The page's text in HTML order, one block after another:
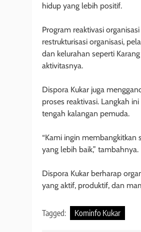
hidup yang lebih positif.
Program reaktivasi
restrukturisasi organisasi,
dan kelurahan seperti
aktivitasnya.
Dispora Kukar juga
proses reaktivasi. Langkah
tengah kalangan pemuda.
“Kami ingin membangkitkan
yang lebih baik,” tambahnya.
Dispora Kukar berharap
yang aktif, produktif, dan
Tagged: Kominfo Kukar